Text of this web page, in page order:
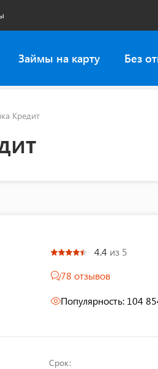
Займы на карту Без
Кредит
4.4 из 5
78 отзывов
Популярность: 104
Срок: